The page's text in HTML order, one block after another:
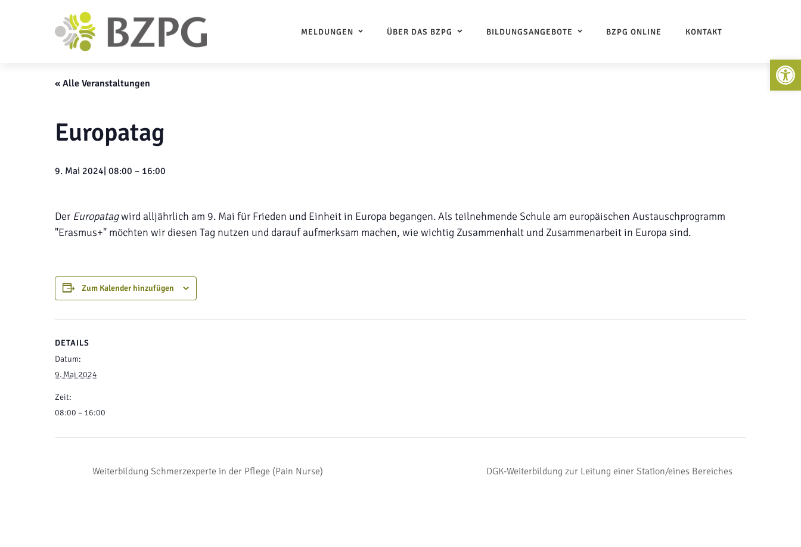
MELDUNGEN ÜBER DAS BZPG BILDUNGSANGEBOTE BZPG ONLINE KONTAKT
« Alle Veranstaltungen
Europatag
9. Mai 2024| 08:00 – 16:00
Der Europatagwird alljährlich am 9. Mai für Frieden und Einheit in Europa begangen. Als teilnehmende Schule am europäischen Austauschprogramm
"Erasmus+" möchten wir diesen Tag nutzen und darauf aufmerksam machen, wie wichtig Zusammenhalt und Zusammenarbeit in Europa sind.
Zum Kalender hinzufügen
DETAILS
Datum:
9. Mai 2024
Zeit:
08:00 – 16:00
Weiterbildung Schmerzexperte in der Pflege (Pain Nurse) DGK-Weiterbildung zur Leitung einer Station/eines Bereiches